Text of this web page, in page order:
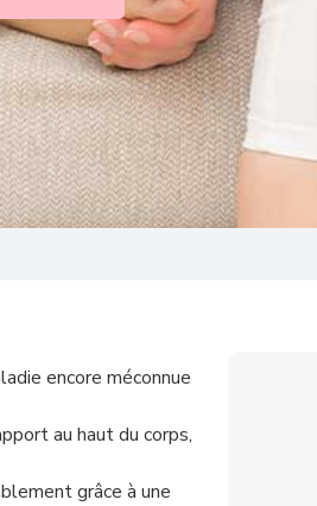
encore méconnue
au haut du corps,
grâce à une